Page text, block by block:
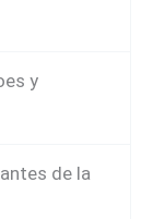
y
de la